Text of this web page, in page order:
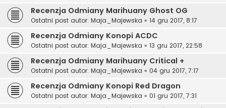
Recenzja Odmiany Marihuany Ghost OG
Ostatni post autor: Maja_Majewska « 14 gru 2017, 8:17
Recenzja Odmiany Konopi ACDC
Ostatni post autor: Maja_Majewska « 13 gru 2017, 22:58
Recenzja Odmiany Marihuany Critical +
Ostatni post autor: Maja_Majewska « 04 gru 2017, 7:17
Recenzja Odmiany Konopi Red Dragon
Ostatni post autor: Maja_Majewska « 01 gru 2017, 7:31